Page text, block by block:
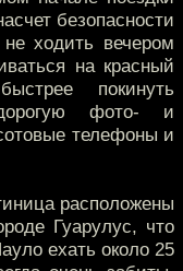
безопасности
ходить вечером
на красный
покинуть
фото- и
телефоны и
расположены
Гуарулус, что
ехать около 25